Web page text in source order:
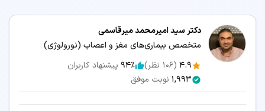
دکتر سید امیرمحمد میرقاسمی
متخصص بیماری‌های مغز و اعصاب (نورولوژی)
4.9
(
106 نظر) 94٪ پیشنهاد کاربران
1,993 نوبت موفق